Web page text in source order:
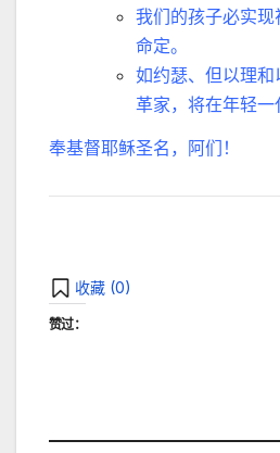
我们的孩子必实
命定。
如约瑟、但以理
革家，将在年轻一
奉基督耶稣圣名，阿们！
收藏 (0)
赞过：